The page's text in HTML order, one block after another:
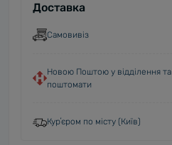
Доставка
Самовивіз
Новою Поштою у відділення та
поштомати
Курʼєром по місту (Київ)